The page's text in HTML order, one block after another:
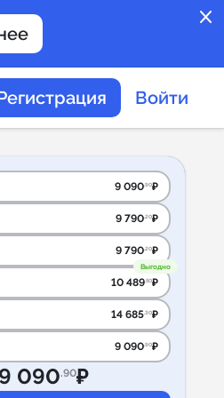
close
в
Войти
9 090.90₽
9 790.20₽
9 790.20₽
Выгодно
10 489.50₽
14 685.30₽
9 090.90₽
9 090.90₽